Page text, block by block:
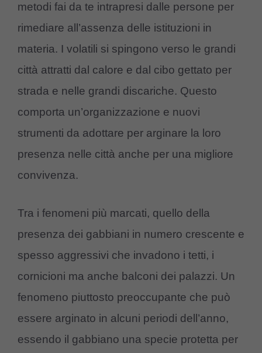
metodi fai da te intrapresi dalle persone per
rimediare all’assenza delle istituzioni in
materia. I volatili si spingono verso le grandi
città attratti dal calore e dal cibo gettato per
strada e nelle grandi discariche. Questo
comporta un’organizzazione e nuovi
strumenti da adottare per arginare la loro
presenza nelle città anche per una migliore
convivenza.
Tra i fenomeni più marcati, quello della
presenza dei gabbiani in numero crescente e
spesso aggressivi che invadono i tetti, i
cornicioni ma anche balconi dei palazzi. Un
fenomeno piuttosto preoccupante che può
essere arginato in alcuni periodi dell’anno,
essendo il gabbiano una specie protetta per